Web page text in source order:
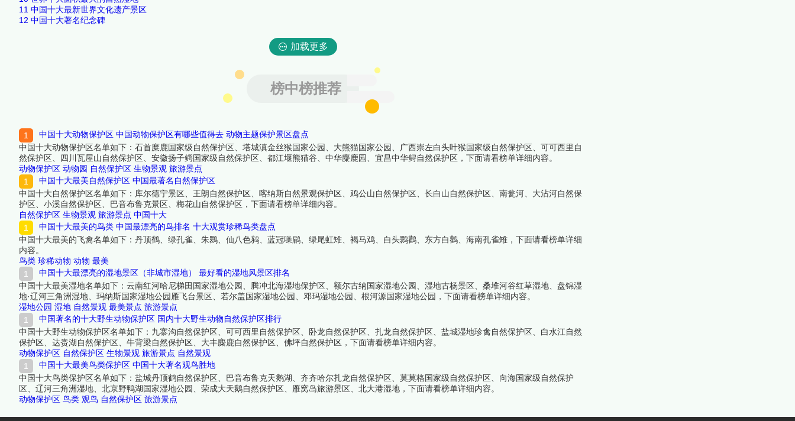
11 中国十大最新世界文化遗产景区
12 中国十大著名纪念碑
加载更多
榜中榜推荐
中国十大动物保护区 中国动物保护区有哪些值得去 动物主题保护景区盘点
中国十大动物保护区名单如下：石首糜鹿国家级自然保护区、塔城滇金丝猴国家公园、大熊猫国家公园、广西崇左白头叶猴国家级自然保护区、可可西里自
然保护区、四川瓦屋山自然保护区、安徽扬子鳄国家级自然保护区、都江堰熊猫谷、中华麋鹿园、宜昌中华鲟自然保护区，下面请看榜单详细内容。
动物保护区 动物园 自然保护区 生物景观 旅游景点
中国十大最美自然保护区 中国最著名自然保护区
中国十大自然保护区名单如下：库尔德宁景区、王朗自然保护区、喀纳斯自然景观保护区、鸡公山自然保护区、长白山自然保护区、南瓮河、大沾河自然保
护区、小溪自然保护区、巴音布鲁克景区、梅花山自然保护区，下面请看榜单详细内容。
自然保护区 生物景观 旅游景点 中国十大
中国十大最美的鸟类 中国最漂亮的鸟排名 十大观赏珍稀鸟类盘点
中国十大最美的飞禽名单如下：丹顶鹤、绿孔雀、朱鹮、仙八色鸫、蓝冠噪鹛、绿尾虹雉、褐马鸡、白头鹮鹳、东方白鹳、海南孔雀雉，下面请看榜单详细
内容。
鸟类 珍稀动物 动物 最美
中国十大最漂亮的湿地景区（非城市湿地） 最好看的湿地风景区排名
中国十大最美湿地名单如下：云南红河哈尼梯田国家湿地公园、腾冲北海湿地保护区、额尔古纳国家湿地公园、湿地古杨景区、桑堆河谷红草湿地、盘锦湿
地·辽河三角洲湿地、玛纳斯国家湿地公园雁飞台景区、若尔盖国家湿地公园、邓玛湿地公园、根河源国家湿地公园，下面请看榜单详细内容。
湿地公园 湿地 自然景观 最美景点 旅游景点
中国著名的十大野生动物保护区 国内十大野生动物自然保护区排行
中国十大野生动物保护区名单如下：九寨沟自然保护区、可可西里自然保护区、卧龙自然保护区、扎龙自然保护区、盐城湿地珍禽自然保护区、白水江自然
保护区、达赉湖自然保护区、牛背梁自然保护区、大丰麋鹿自然保护区、佛坪自然保护区，下面请看榜单详细内容。
动物保护区 自然保护区 生物景观 旅游景点 自然景观
中国十大最美鸟类保护区 中国十大著名观鸟胜地
中国十大鸟类保护区名单如下：盐城丹顶鹤自然保护区、巴音布鲁克天鹅湖、齐齐哈尔扎龙自然保护区、莫莫格国家级自然保护区、向海国家级自然保护
区、辽河三角洲湿地、北京野鸭湖国家湿地公园、荣成大天鹅自然保护区、雁窝岛旅游景区、北大港湿地，下面请看榜单详细内容。
动物保护区 鸟类 观鸟 自然保护区 旅游景点